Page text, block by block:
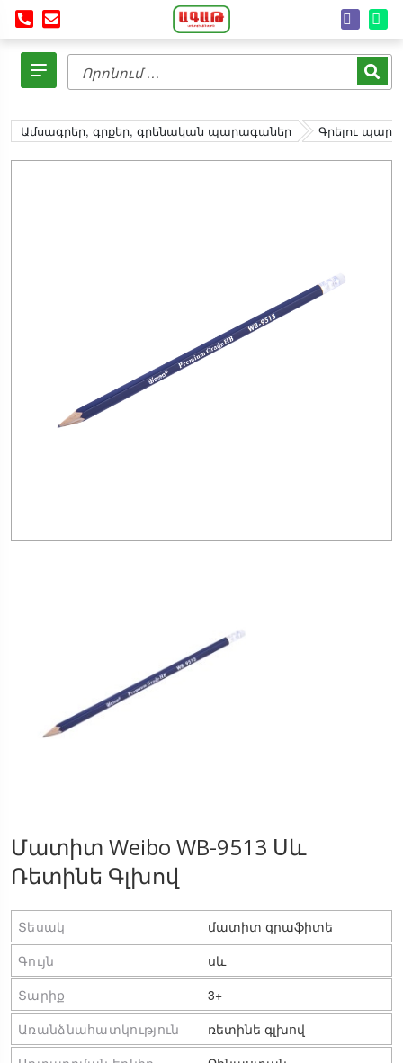
Ամսագրեր, գրքեր, գրենական պարագաներ Գրելու
Մատիտ Weibo WB-9513 Սև
Ռետինե Գլխով
Տեսակ
մատիտ գրաֆիտե
Գույն
սև
Տարիք
3+
Առանձնահատկություն
ռետինե գլխով